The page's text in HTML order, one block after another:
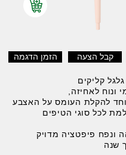
הזמן הדגמה קבל הצעה
גלגל קליקים
ונוח לאחיזה,
להקלת העומס על האצבע
לכל סוגי הטיפים
ונפח פיפטציה מדויק
שנה